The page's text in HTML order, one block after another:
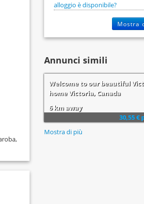
alloggio è disponibile?
Mostra
Annunci simili
Welcome to our beautiful
home Victoria, Canada
6 km away
30,55 €
Mostra di più